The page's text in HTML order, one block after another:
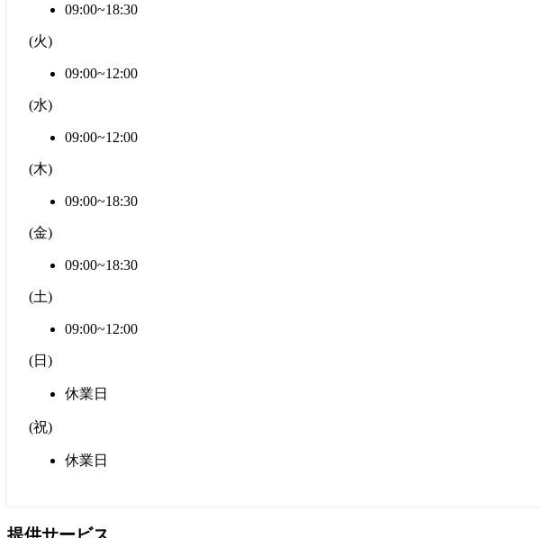
09:00~18:30
(火)
09:00~12:00
(水)
09:00~12:00
(木)
09:00~18:30
(金)
09:00~18:30
(土)
09:00~12:00
(日 )
休業日
(祝)
休業日